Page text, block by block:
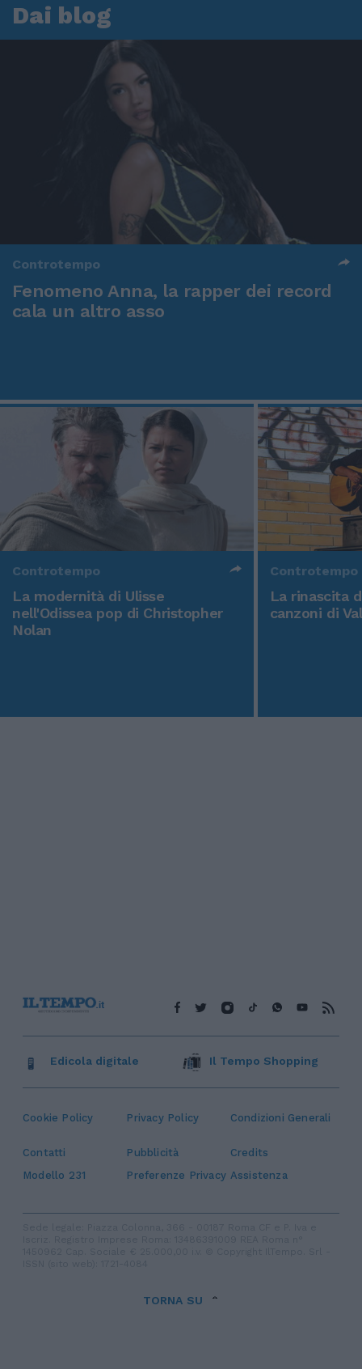
Dai blog
Controtempo
Fenomeno Anna, la rapper dei record
cala un altro asso
Controtempo
La modernità di Ulisse
nell'Odissea pop di Christopher
Nolan
Controtempo
La rinascita
canzoni di
Cookie Policy Privacy Policy Condizioni Generali
Contatti Pubblicità
Credits
Modello 231
Preferenze Privacy Assistenza
Edicola digitale Il Tempo Shopping
TORNA SU